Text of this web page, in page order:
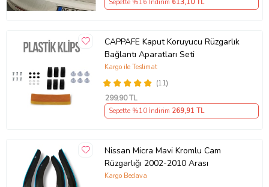
Sepette %16 İndirim 613,10 TL
CAPPAFE Kaput Koruyucu Rüzgarlık
Bağlantı Aparatları Seti
(11)
Kargo ile Teslimat
299,90 TL
Sepette %10 İndirim 269,91 TL
Nissan Micra Mavi Kromlu Cam
Rüzgarlığı 2002-2010 Arası
Kargo Bedava